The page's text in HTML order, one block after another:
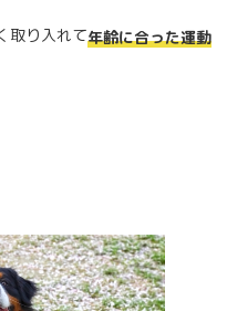
取り入れて年齢に合った運動